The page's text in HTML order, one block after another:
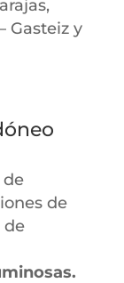
Gasteiz y
de
de
de